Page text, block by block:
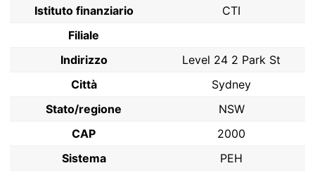
Istituto finanziario
CTI
Filiale
Indirizzo
Level 24 2 Park St
Città
Sydney
Stato/regione
NSW
CAP
2000
Sistema
PEH